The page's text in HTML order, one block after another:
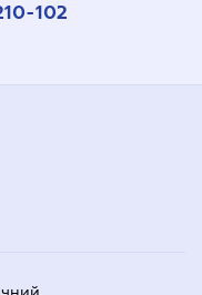
102